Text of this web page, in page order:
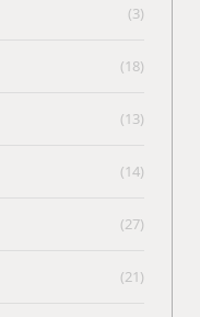
(3)
(18)
(13)
(14)
(27)
(21)